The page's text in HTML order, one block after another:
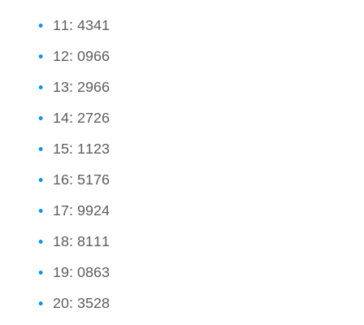
11: 4341
12: 0966
13: 2966
14: 2726
15: 1123
16: 5176
17: 9924
18: 8111
19: 0863
20: 3528